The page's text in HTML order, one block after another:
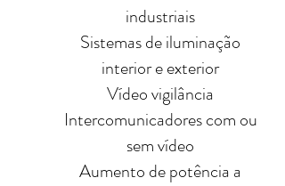
industriais
Sistemas de iluminação
interior e exterior
Vídeo vigilância
Intercomunicadores com ou
sem vídeo
Aumento de potência a